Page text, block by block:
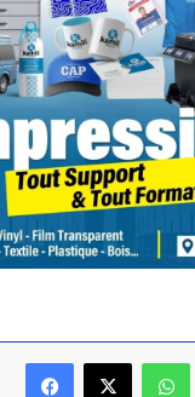
Facebook
X